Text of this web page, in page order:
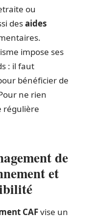
ou
desaides
impose ses
: il faut
bénéficier de
ne rien
régulière
de
et
CAFvise un